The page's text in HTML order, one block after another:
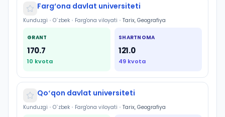
Farg‘ona davlat universiteti
Kunduzgi • O`zbek • Farg'ona viloyati • Tarix, Geografiya
GRANT
170.7
10 kvota
SHARTNOMA
121.0
49 kvota
Qoʻqon davlat universiteti
Kunduzgi • O`zbek • Farg'ona viloyati • Tarix, Geografiya